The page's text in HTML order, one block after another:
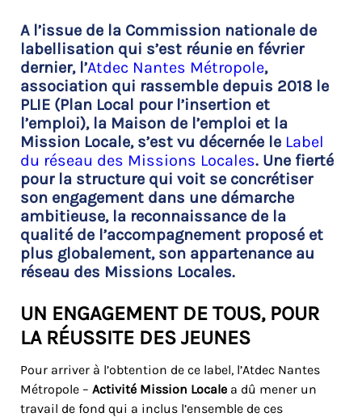
A l’issue de la Commission nationale de
labellisation qui s’est réunie en février
dernier, l’Atdec Nantes Métropole,
association qui rassemble depuis 2018 le
PLIE (Plan Local pour l’insertion et
l’emploi), la Maison de l’emploi et la
Mission Locale, s’est vu décernée le Label
du réseau des Missions Locales. Une fierté
pour la structure qui voit se concrétiser
son engagement dans une démarche
ambitieuse, la reconnaissance de la
qualité de l’accompagnement proposé et
plus globalement, son appartenance au
réseau des Missions Locales.
UN ENGAGEMENT DE TOUS, POUR
LA RÉUSSITE DES JEUNES
Pour arriver à l’obtention de ce label, l’Atdec Nantes
Métropole – Activité Mission Locale a dû mener un
travail de fond qui a inclus l’ensemble de ces